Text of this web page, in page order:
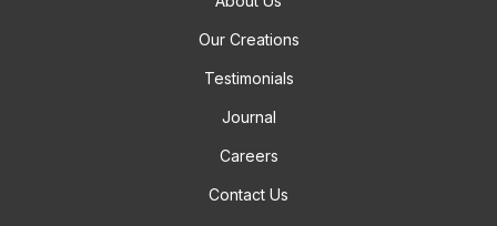
Our Creations
Testimonials
Journal
Careers
Contact Us